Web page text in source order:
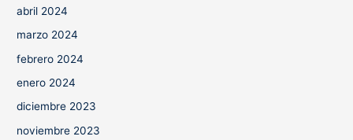
abril 2024
marzo 2024
febrero 2024
enero 2024
diciembre 2023
noviembre 2023